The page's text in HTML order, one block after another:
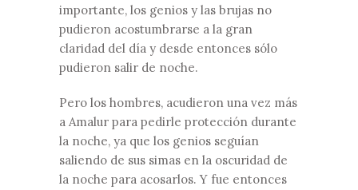
importante, los genios y las brujas no
pudieron acostumbrarse a la gran
claridad del día y desde entonces sólo
pudieron salir de noche.
Pero los hombres, acudieron una vez más
a Amalur para pedirle protección durante
la noche, ya que los genios seguían
saliendo de sus simas en la oscuridad de
la noche para acosarlos. Y fue entonces